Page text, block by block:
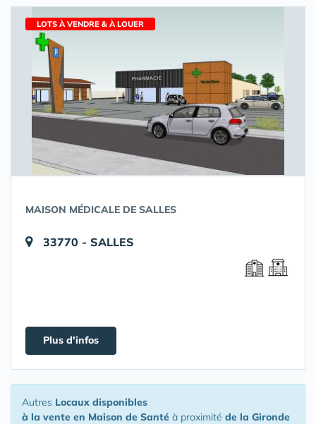
LOTS À VENDRE & À LOUER
MAISON MÉDICALE DE SALLES
33770 - SALLES
Plus d'infos
Autres Locaux disponibles
à la vente en Maison de Santé à proximité de la Gironde